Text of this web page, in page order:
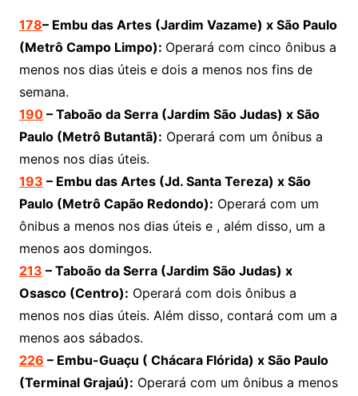
178– Embu das Artes (Jardim Vazame) x São Paulo
(Metrô Campo Limpo): Operará com cinco ônibus a
menos nos dias úteis e dois a menos nos fins de
semana.
190– Taboão da Serra (Jardim São Judas) x São
Paulo (Metrô Butantã): Operará com um ônibus a
menos nos dias úteis.
193 – Embu das Artes (Jd. Santa Tereza) x São
Paulo (Metrô Capão Redondo): Operará com um
ônibus a menos nos dias úteis e , além disso, um a
menos aos domingos.
213 – Taboão da Serra (Jardim São Judas) x
Osasco (Centro): Operará com dois ônibus a
menos nos dias úteis. Além disso, contará com um a
menos aos sábados.
226 – Embu-Guaçu ( Chácara Flórida) x São Paulo
(Terminal Grajaú): Operará com um ônibus a menos